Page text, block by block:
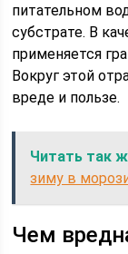
питательном
субстрате. В
применяется
Вокруг этой
вреде и пользе.
Читать так
зиму в
Чем